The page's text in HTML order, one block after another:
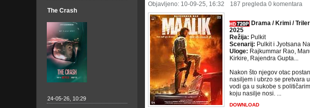
Objavljeno: 10-09-25, 16:32 187 pregleda 0 komentara
Drama / Krimi /
2025
Režija: Pulkit
Scenarij: Pulkit i Jyotsana
Uloge: Rajkummar Rao,
Kirkire, Rajendra Gupta...
Nakon što njegov otac
nasiljem i ubrzo se pretvara
vodi ga u sukobe s
koju nasilje nosi. ...
DOWNLOAD
The Crash
24-05-26, 10:29